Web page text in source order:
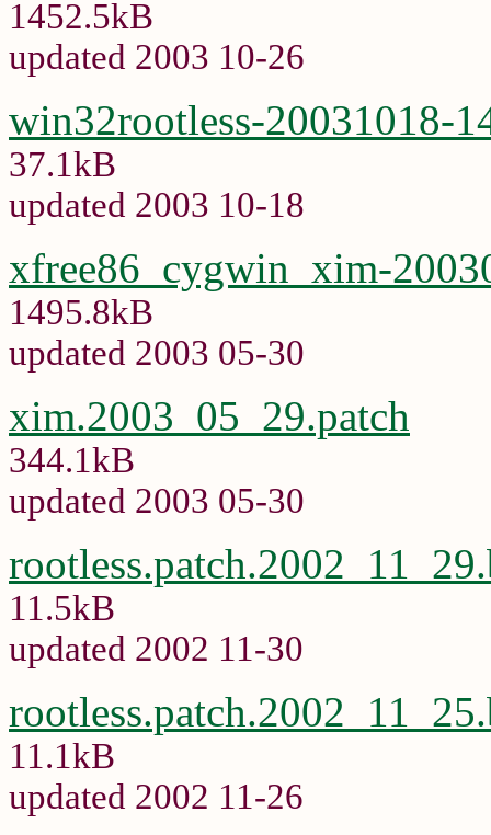
1452.5kB
updated 2003 10-26
win32rootless-20031018-
37.1kB
updated 2003 10-18
xfree86_cygwin_xim-
1495.8kB
updated 2003 05-30
xim.2003_05_29.patch
344.1kB
updated 2003 05-30
11.5kB
updated 2002 11-30
11.1kB
updated 2002 11-26